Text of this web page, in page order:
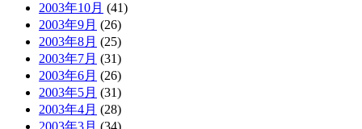
2003年10月 (41)
2003年9月 (26)
2003年8月 (25)
2003年7月 (31)
2003年6月 (26)
2003年5月 (31)
2003年4月 (28)